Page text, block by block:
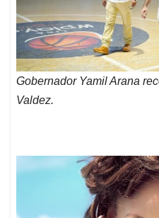
Gobernador Yamil Arana
Valdez.